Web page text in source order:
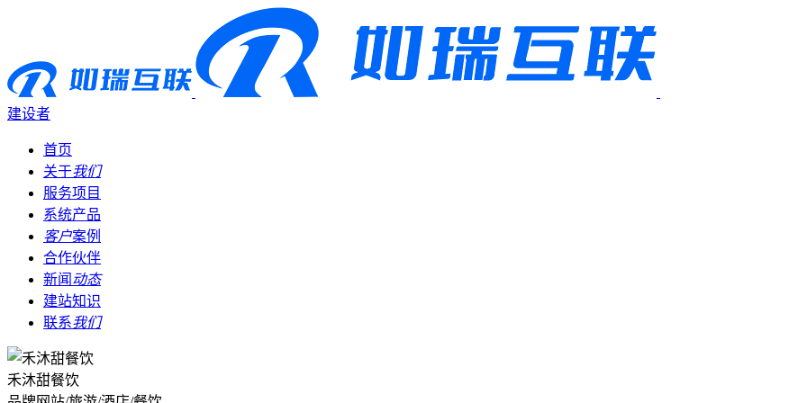
建设者
首页
关于我们
服务项目
系统产品
客户案例
合作伙伴
新闻 动态
建站知识
联系我们
禾沐甜餐饮